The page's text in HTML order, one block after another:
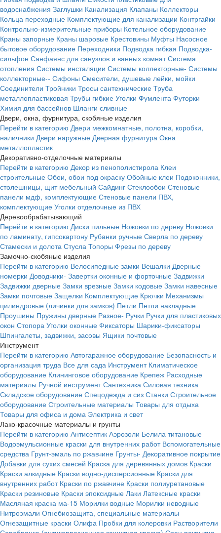
водоснабжения Заглушки Канализация Клапаны Коллекторы
Кольца переходные Комплектующие для канализации Контргайки
Контрольно-измерительные приборы Котельное оборудование
Краны запорные Краны шаровые Крестовины Муфты Насосное
бытовое оборудование Переходники Подводка гибкая Подводка-
сильфон Санфаянс для санузлов и ванных комнат Система
отопления Системы инсталяции Системы коллекторные- Системы
коллекторные-- Сифоны Смесители, душевые лейки, мойки
Соединители Тройники Тросы сантехнические Труба
металлопластиковая Трубы гибкие Уголки Фумлента Футорки
Химия для бассейнов Шланги сливные
Двери, окна, фурнитура, скобяные изделия
Перейти в категорию Двери межкомнатные, полотна, коробки,
наличники Двери наружные Дверная фурнитура Окна
металлопластик
Декоративно-отделочные материалы
Перейти в категорию Декор из пенополистирола Клеи
строительные Обои, обои под окраску Обойные клеи Подоконники,
столешницы, щит мебельный Сайдинг Стеклообои Стеновые
панели мдф, комплектующие Стеновые панели ПВХ,
комплектующие Уголки отделочные из ПВХ
Деревообрабатывающий
Перейти в категорию Диски пильные Ножовки по дереву Ножовки
по ламинату, гипсокартону Рубанки ручные Сверла по дереву
Стамески и долота Стусла Топоры Фрезы по дереву
Замочно-скобяные изделия
Перейти в категорию Велосипедные замки Вешалки Дверные
номерки Доводчики- Завертки оконные и форточные Задвижки
Задвижки дверные Замки врезные Замки кодовые Замки навесные
Замки почтовые Защелки Комплектующие Крючки Механизмы
цилиндровые (личинки для замков) Петли Петли накладные
Проушины Пружины дверные Разное- Ручки Ручки для пластиковых
окон Стопора Уголки оконные Фиксаторы Шарики-фиксаторы
Шпингалеты, задвижки, засовы Ящики почтовые
Инструмент
Перейти в категорию Автогаражное оборудование Безопасность и
организация труда Все для сада Инструмент Климатическое
оборудование Клининговое оборудование Крепеж Расходные
материалы Ручной инструмент Сантехника Силовая техника
Складское оборудование Спецодежда и сиз Станки Строительное
оборудование Строительные материалы Товары для отдыха
Товары для офиса и дома Электрика и свет
Лако-красочные материалы и грунты
Перейти в категорию Антисептик Аэрозоли Белила титановые
Водоэмульсионные краски для внутренних работ Вспомогательные
средства Грунт-эмаль по ржавчине Грунты- Декоративное покрытие
Добавки для сухих смесей Краска для деревянных домов Краски
Краски алкидные Краски водно-дисперсионные Краски для
внутренних работ Краски по ржавчине Краски полиуретановые
Краски резиновые Краски эпоксидные Лаки Латексные краски
Масляная краска ма-15 Морилки водные Морилки неводные
Нитроэмали Огнебиозащита, специальные материалы
Огнезащитные краски Олифа Пробки для колеровки Растворители